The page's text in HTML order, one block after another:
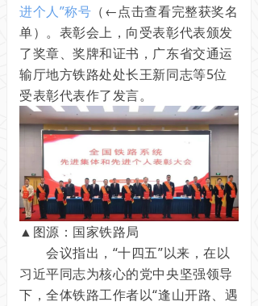
进个人”称号 （←点击查看完整获奖名
单） 。表彰会上，向受表彰代表颁发
了奖章、奖牌和证书，广东省交通运
输厅地方铁路处处长王新同志等5位
受表彰代表作了发言。
▲图源：国家铁路局
会议指出，“十四五”以来，在以
习近平同志为核心的党中央坚强领导
下，全体铁路工作者以“逢山开路、遇